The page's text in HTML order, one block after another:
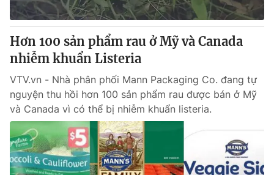
Hơn 100 sản phẩm rau ở Mỹ và Canada
nhiễm khuẩn Listeria
VTV.vn - Nhà phân phối Mann Packaging Co. đang tự
nguyện thu hồi hơn 100 sản phẩm rau được bán ở Mỹ
và Canada vì có thể bị nhiễm khuẩn listeria.